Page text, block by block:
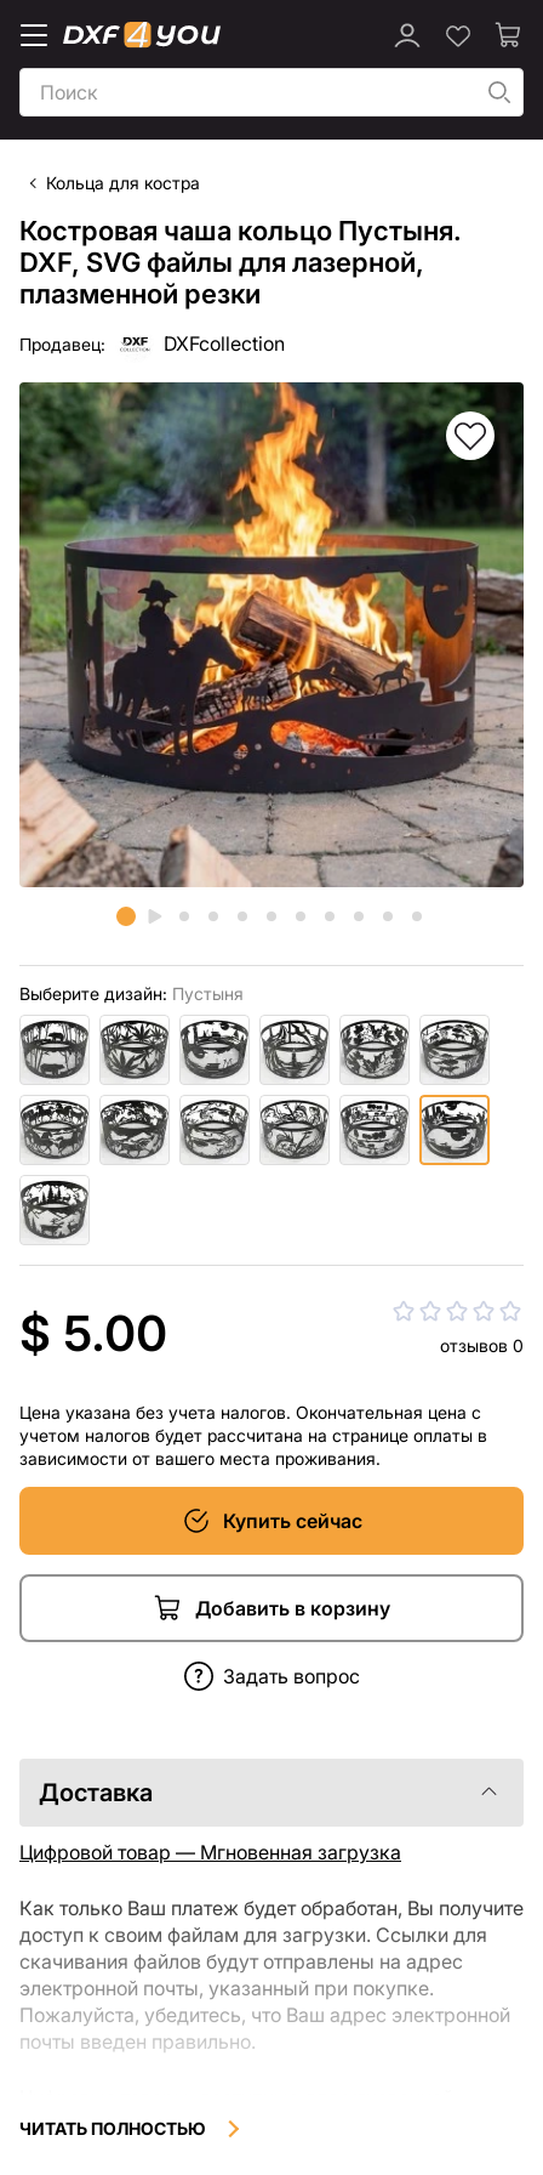
Кольца для костра
Костровая чаша кольцо Пустыня.
DXF, SVG файлы для лазерной,
плазменной резки
Продавец: DXFcollection
Выберите дизайн: Пустыня
$ 5.00 отзывов 0
Цена указана без учета налогов. Окончательная цена с
учетом налогов будет рассчитана на странице оплаты в
зависимости от вашего места проживания.
Купить сейчас
Добавить в корзину
Задать вопрос
Доставка
Цифровой товар — Мгновенная загрузка
Как только Ваш платеж будет обработан, Вы получите
доступ к своим файлам для загрузки. Ссылки для
скачивания файлов будут отправлены на адрес
электронной почты, указанный при покупке.
Пожалуйста, убедитесь, что Ваш адрес электронной
почты введен правильно.
загрузки, не подлежат возврату или обмену после их
ЧИТАТЬ ПОЛНОСТЬЮ